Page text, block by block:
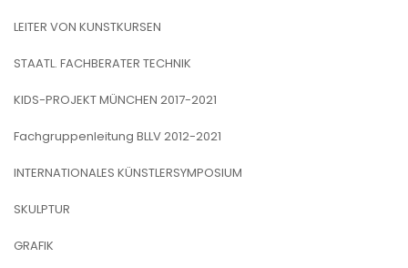
LEITER VON KUNSTKURSEN
STAATL. FACHBERATER TECHNIK
KIDS-PROJEKT MÜNCHEN 2017-2021
Fachgruppenleitung BLLV 2012-2021
INTERNATIONALES KÜNSTLERSYMPOSIUM
SKULPTUR
GRAFIK